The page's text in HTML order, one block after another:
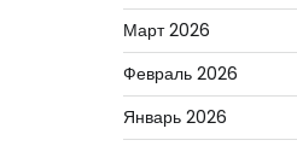
Март 2026
Февраль 2026
Январь 2026